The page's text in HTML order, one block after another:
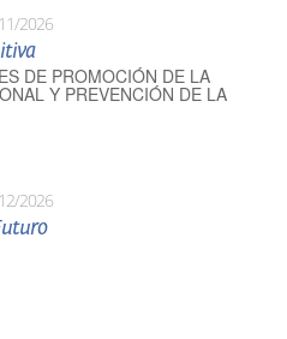
2026
DE PROMOCIÓN DE LA
Y PREVENCIÓN DE LA
2026